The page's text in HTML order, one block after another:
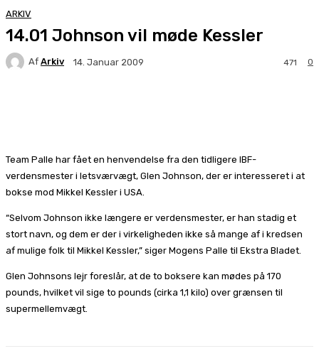
ARKIV
14.01 Johnson vil møde Kessler
Af Arkiv 14. Januar 2009 0
471
Team Palle har fået en henvendelse fra den tidligere IBF-
verdensmester i letsværvægt, Glen Johnson, der er interesseret i at
bokse mod Mikkel Kessler i USA.
“Selvom Johnson ikke længere er verdensmester, er han stadig et
stort navn, og dem er der i virkeligheden ikke så mange af i kredsen
af mulige folk til Mikkel Kessler,” siger Mogens Palle til Ekstra Bladet.
Glen Johnsons lejr foreslår, at de to boksere kan mødes på 170
pounds, hvilket vil sige to pounds (cirka 1,1 kilo) over grænsen til
supermellemvægt.